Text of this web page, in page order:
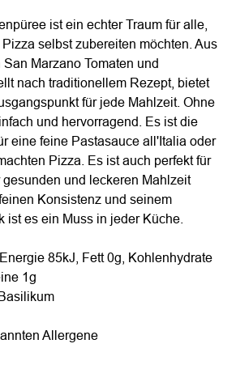
ist ein echter Traum für alle,
selbst zubereiten möchten. Aus
Marzano Tomaten und
nach traditionellem Rezept, bietet
für jede Mahlzeit. Ohne
und hervorragend. Es ist die
eine feine Pastasauce all'Italia oder
Pizza. Es ist auch perfekt für
und leckeren Mahlzeit
Konsistenz und seinem
ist es ein Muss in jeder Küche.
85kJ, Fett 0g, Kohlenhydrate
1g
Allergene